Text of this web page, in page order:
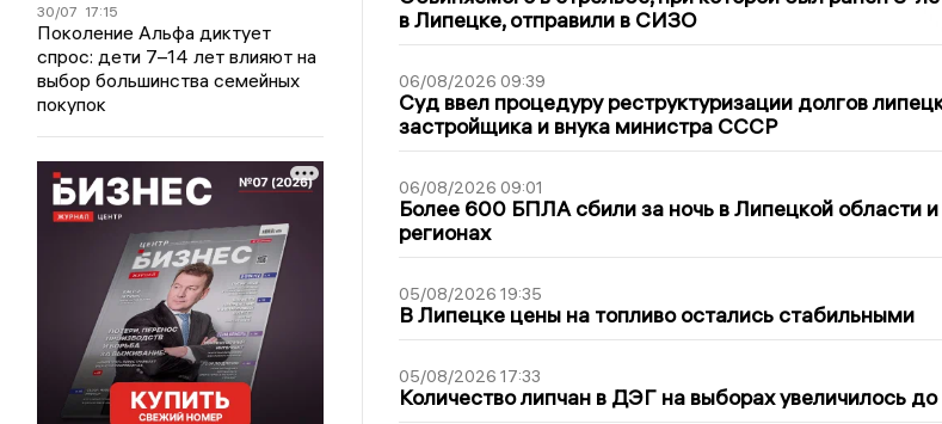
30/07 17:15
Поколение Альфа диктует
спрос: дети 7–14 лет влияют на
выбор большинства семейных
покупок
в Липецке, отправили в СИЗО
06/08/2026 09:39
Суд ввел процедуру реструктуризации долгов
застройщика и внука министра СССР
06/08/2026 09:01
Более 600 БПЛА сбили за ночь в Липецкой области
регионах
05/08/2026 19:35
В Липецке цены на топливо остались стабильными
05/08/2026 17:33
Количество липчан в ДЭГ на выборах увеличилось